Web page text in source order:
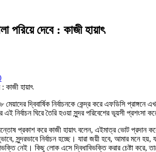
পরিয়ে দেবে : কাজী হায়াৎ
মেয়াদের দ্বিবার্ষিক নির্বাচনকে কেন্দ্র করে এফডিসি
নির্বাচন ঘিরে তৈরি হওয়া সুন্দর পরিবেশের ভূয়সী প্রশংসা
সন্তোষ প্রকাশ করে কাজী হায়াৎ বলেন, এইমাত্র ভোট
সুন্দরভাবে নির্বাচন হচ্ছে। যারা জয়ী হবে, আমার মনে
নেই। কিছু লোক এসে দ্বিধাবিভক্তি করার চেষ্টা করে,